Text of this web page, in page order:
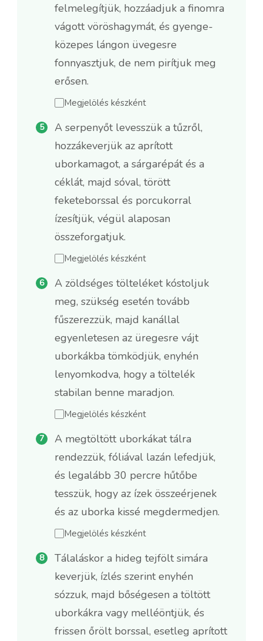
felmelegítjük, hozzáadjuk a finomra
vágott vöröshagymát, és gyenge-
közepes lángon üvegesre
fonnyasztjuk, de nem pirítjuk meg
erősen.
Megjelölés készként
A serpenyőt levesszük a tűzről,
hozzákeverjük az aprított
uborkamagot, a sárgarépát és a
céklát, majd sóval, törött
feketeborssal és porcukorral
ízesítjük, végül alaposan
összeforgatjuk.
Megjelölés készként
A zöldséges tölteléket kóstoljuk
meg, szükség esetén tovább
fűszerezzük, majd kanállal
egyenletesen az üregesre vájt
uborkákba tömködjük, enyhén
lenyomkodva, hogy a töltelék
stabilan benne maradjon.
Megjelölés készként
A megtöltött uborkákat tálra
rendezzük, fóliával lazán lefedjük,
és legalább 30 percre hűtőbe
tesszük, hogy az ízek összeérjenek
és az uborka kissé megdermedjen.
Megjelölés készként
Tálaláskor a hideg tejfölt simára
keverjük, ízlés szerint enyhén
sózzuk, majd bőségesen a töltött
uborkákra vagy melléöntjük, és
frissen őrölt borssal, esetleg aprított